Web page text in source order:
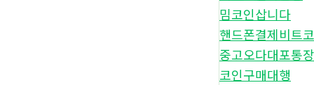
밈코인삽니다
핸드폰결제비트
중고오다대포통장
코인구매대행